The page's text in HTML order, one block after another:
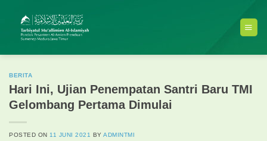
content
BERITA
Hari Ini, Ujian Penempatan Santri Baru TMI
Gelombang Pertama Dimulai
POSTED ON 11 JUNI 2021 BYADMINTMI